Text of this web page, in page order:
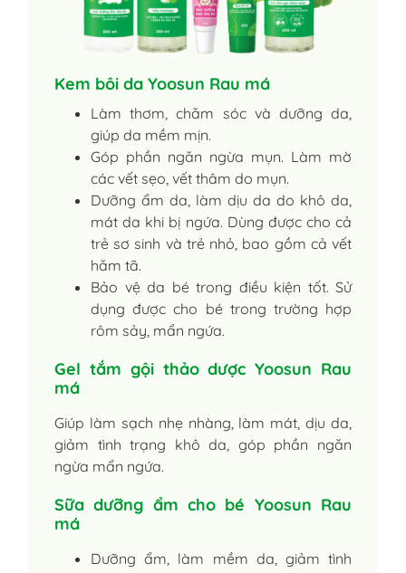
Kem bôi da Yoosun Rau má
Làm thơm, chăm sóc và dưỡng da,
giúp da mềm mịn.
Góp phần ngăn ngừa mụn. Làm mờ
các vết sẹo, vết thâm do mụn.
Dưỡng ẩm da, làm dịu da do khô da,
mát da khi bị ngứa. Dùng được cho cả
trẻ sơ sinh và trẻ nhỏ, bao gồm cả vết
hăm tã.
Bảo vệ da bé trong điều kiện tốt. Sử
dụng được cho bé trong trường hợp
rôm sảy, mẩn ngứa.
Gel tắm gội thảo dược Yoosun Rau
má
Giúp làm sạch nhẹ nhàng, làm mát, dịu da,
giảm tình trạng khô da, góp phần ngăn
ngừa mẩn ngứa.
Sữa dưỡng ẩm cho bé Yoosun Rau
má
Dưỡng ẩm, làm mềm da, giảm tình